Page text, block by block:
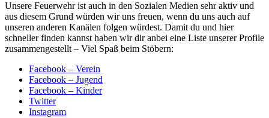
Unsere Feuerwehr ist auch in den Sozialen Medien sehr aktiv und
aus diesem Grund würden wir uns freuen, wenn du uns auch auf
unseren anderen Kanälen folgen würdest. Damit du und hier
schneller finden kannst haben wir dir anbei eine Liste unserer Profile
zusammengestellt – Viel Spaß beim Stöbern:
Facebook – Verein
Facebook – Jugend
Facebook – Kinder
Twitter
Instagram